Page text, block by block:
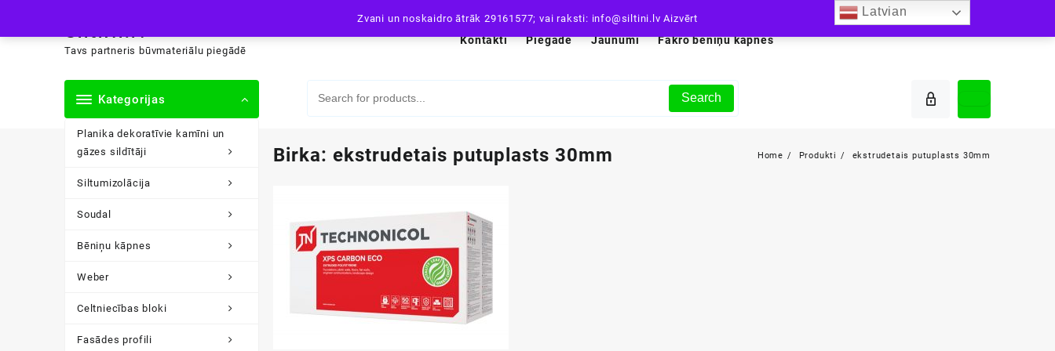
Zvani un noskaidro ātrāk 29161577; vai raksti: info@siltini.lvAizvērt
content
siltini.lv
Tavs partneris būvmateriālu piegādē
Kontakti Piegāde Jaunumi Fakro bēniņu kāpnes
Kategorijas
Planika dekoratīvie kamīni un
gāzes sildītāji
Siltumizolācija
Soudal
Bēniņu kāpnes
Weber
Celtniecības bloki
Fasādes profili
Search
Birka: ekstrudetais putuplasts 30mm Home Produkti ekstrudetais putuplasts 30mm
Latvian